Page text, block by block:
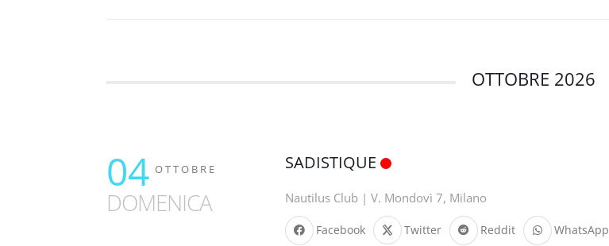
OTTOBRE 2026
04 OTTOBRE
DOMENICA
SADISTIQUE
Nautilus Club | V. Mondovì 7, Milano
Facebook Twitter Reddit WhatsApp